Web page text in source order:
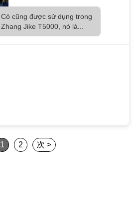
Có cũng được sử dụng trong
Zhang Jike T5000, nó là...
1 2 次 >